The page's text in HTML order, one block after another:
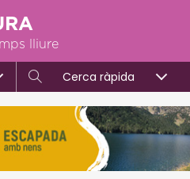
lliure
Cerca ràpida